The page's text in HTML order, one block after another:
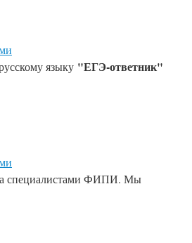
языку "ЕГЭ-ответник"
специалистами ФИПИ. Мы